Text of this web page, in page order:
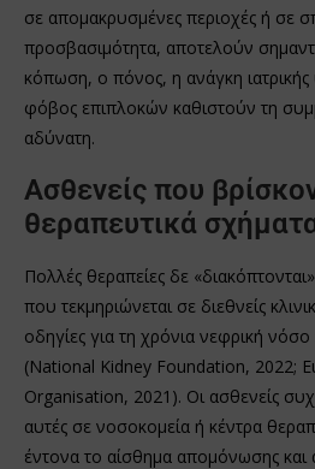
σε απομακρυσμένες περιοχές ή σε
προσβασιμότητα, αποτελούν
κόπωση, ο πόνος, η ανάγκη ιατρικής
φόβος επιπλοκών καθιστούν τη
αδύνατη.
Ασθενείς που
θεραπευτικά
Πολλές θεραπείες δε
που τεκμηριώνεται σε διεθνείς
οδηγίες για τη χρόνια νεφρική νόσο
(National Kidney Foundation, 2022;
Organisation, 2021). Οι ασθενείς
αυτές σε νοσοκομεία ή κέντρα
έντονα το αίσθημα απομόνωσης και